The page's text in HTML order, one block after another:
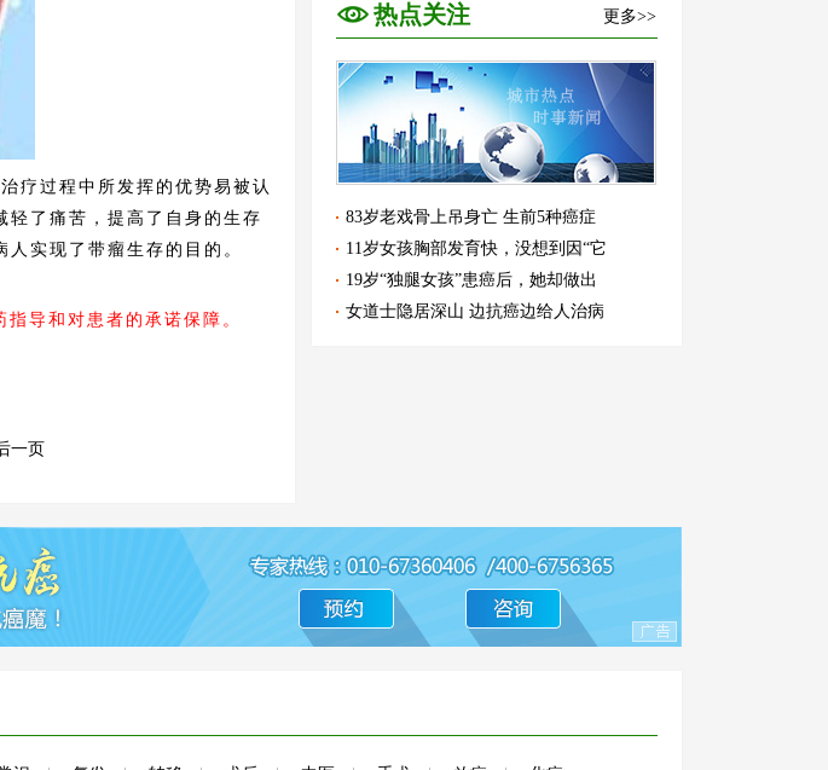
过程中所发挥的优势易被认
轻了痛苦，提高了自身的生存
实现了带瘤生存的目的。
导和对患者的承诺保障。
一页
热点关注 更多>>
83岁老戏骨上吊身亡 生前5种癌症
11岁女孩胸部发育快，没想到因“它
19岁“独腿女孩”患癌后，她却做出
女道士隐居深山 边抗癌边给人治病